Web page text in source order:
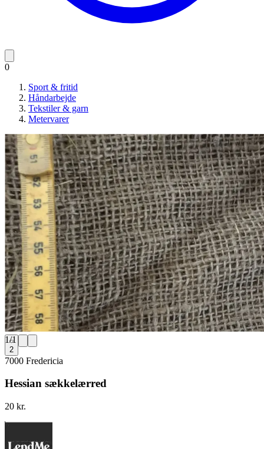
0
Sport & fritid
Håndarbejde
Tekstiler & garn
Metervarer
1/1
2
7000 Fredericia
Hessian sækkelærred
20 kr.